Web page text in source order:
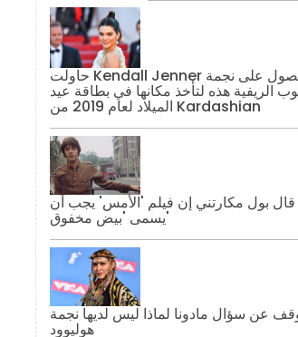
حاولت Kendall Jenner الحصول على نجمة
​​الريفية هذه لتأخذ مكانها في بطاقة عيد
الميلاد لعام 2019 من Kardashian
قال بول مكارتني إن فيلم 'الأمس' يجب أن
يسمى 'بيض مخفوق'
عن سؤال مادونا لماذا ليس لديها نجمة
هوليوود